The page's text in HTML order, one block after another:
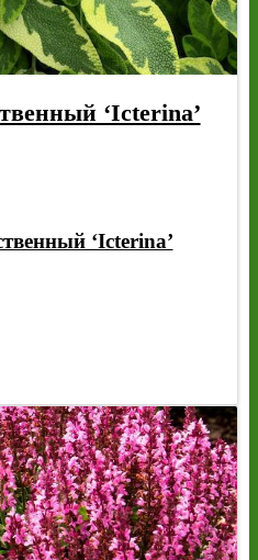
‘Icterina’
‘Icterina’